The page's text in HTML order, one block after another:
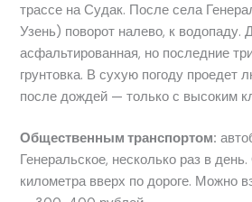
трассе на Судак. После села
Узень) поворот налево, к водопаду.
асфальтированная, но последние
грунтовка. В сухую погоду проедет
после дождей — только с высоким
Общественным транспортом:
Генеральское, несколько раз в
километра вверх по дороге. Можно